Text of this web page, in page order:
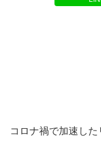
コロナ禍で加速し